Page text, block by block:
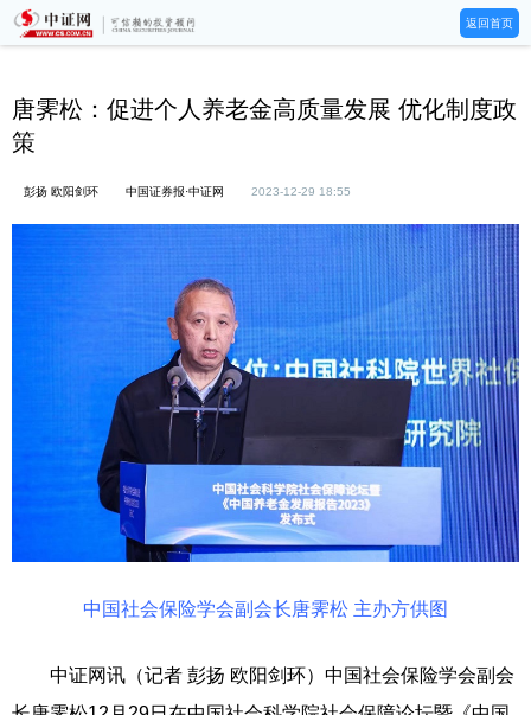
返回首页
唐霁松：促进个人养老金高质量发展 优化制度政
策
彭扬 欧阳剑环 中国证券报·中证网 2023-12-29 18:55
中国社会保险学会副会长唐霁松 主办方供图
中证网讯（记者 彭扬 欧阳剑环）中国社会保险学会副会